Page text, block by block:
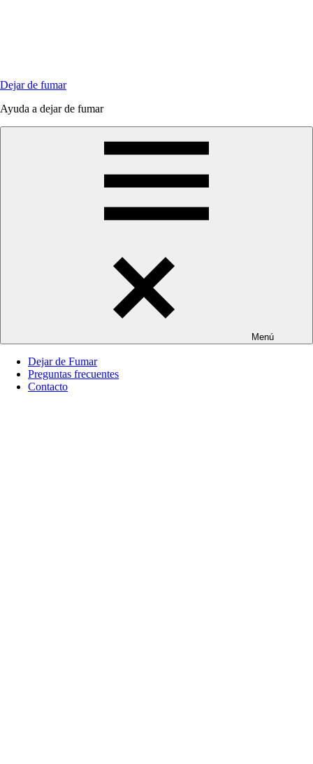
Dejar de fumar
Ayuda a dejar de fumar
Menú
Dejar de Fumar
Preguntas frecuentes
Contacto